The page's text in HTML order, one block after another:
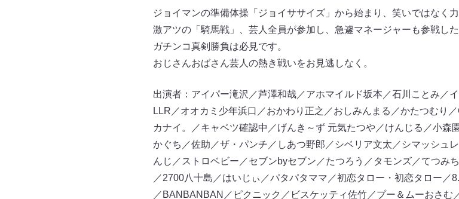
ジョイマンの準備体操「ジョイササイズ」から始まり、笑いではなく
激アツの「騎馬戦」、芸人全員が参加し、急遽マネージャーも参戦し
ガチンコ真剣勝負は必見です。
おじさんおばさん芸人の熱き戦いをお見逃しなく。
出演者：アイパー滝沢／芦澤和哉／アホマイルド坂本／石川ことみ／
LLR／オオカミ少年浜口／おかわり正之／おしみんまる／かたつむり
カナイ。／キャベツ確認中／げんき～ず 元気たつや／けんじる／小森
かぐち／佐助／ザ・パンチ／しあつ野郎／シベリア文太／シマッシュ
んじ／ストロベビー／セブンbyセブン／たつろう／タモンズ／てつみ
／2700八十島／はいじぃ／パタパタママ／初恋タロー・初恋タロー／
／BANBANBAN／ピクニック／ビスケッティ佐竹／プー＆ムーおさむ